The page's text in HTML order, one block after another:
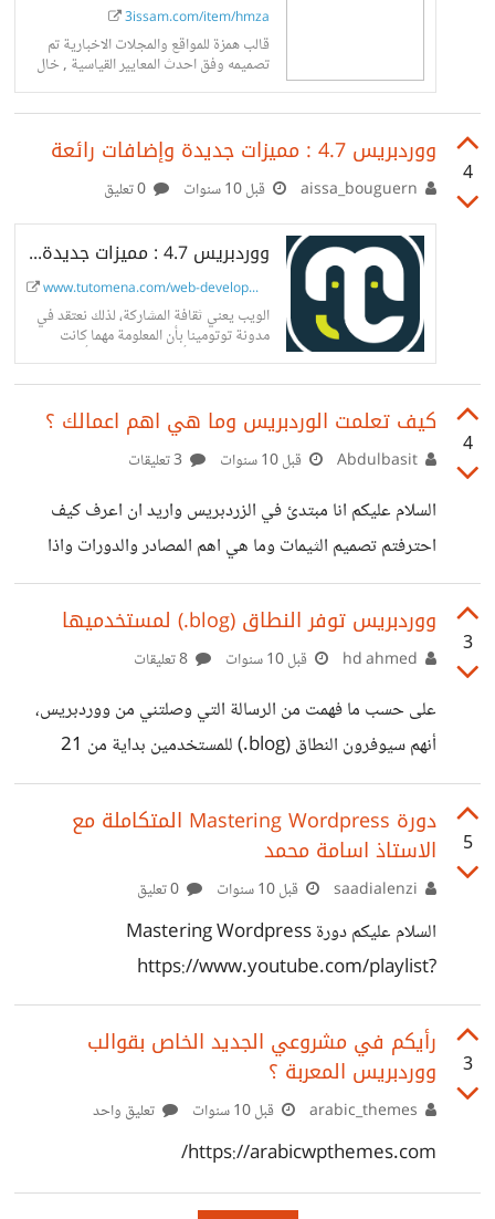
3issam.com/item/hmza
قالب همزة للمواقع والمجلات الاخبارية تم
تصميمه وفق احدث المعايير القياسية , خال
تغيير الوان القالب الى اي لون ترغب فيه بكل
سهولة ايضا... 4
ووردبريس 4.7 : مميزات جديدة وإضافات رائعة
قبل 10 سنوات
ووردبريس 4.7 : مميزات جديدة وإضافات رائعة
www.tutomena.com/web-development/...
الويب يعني ثقافة المشاركة، لذلك نعتقد في
مدونة توتومينا بأن المعلومة مهما كانت
بسيطة لا يجب أن تبقى حكرا على أشخاص
على الإنترنت.
4
كيف تعلمت الوردبريس وما هي اهم اعمالك ؟
قبل 10 سنوات
السلام عليكم انا مبتدئ في الزردبريس واريد ان اعرف كيف
احترفتم تصميم الثيمات وما هي اهم المصادر والدورات واذا
امكن مشاركتكم لاهم اعمالكم شكرا لكم
3
ووردبريس توفر النطاق (blog.) لمستخدميها
قبل 10 سنوات
على حسب ما فهمت من الرسالة التي وصلتني من ووردبريس،
أنهم سيوفرون النطاق (blog.) للمستخدمين بداية من 21
نوفمبر الجاري: > On November 21, .blog domains
will be available -- for the first time. >Join our
early notification list to give yourself the best
chance of snagging the domain of your dreams.
.. >If you're a blogger looking to build a site with
personality and credibility, this could be one of
year… >Because
5
دورة Mastering Wordpress المتكاملة مع
الاستاذ اسامة محمد
قبل 10 سنوات
السلام عليكم دورة Mastering Wordpress
https://www.youtube.com/playlist?
list=PLDoPjvoNmBAwCNR-UIRft5YuVlZKrYh20
دورة متكاملة من الصفر حتى الاحتراف الاستاذ اسامه محمد
قناة Elzero Web School
https://www.youtube.com/user/OsamaElzero/fe
3
رأيكم في مشروعي الجديد الخاص بقوالب
ووردبريس المعربة ؟
قبل 10 سنوات تعليق واحد
https://arabicwpthemes.com/